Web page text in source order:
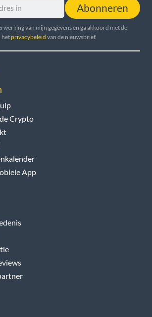
Abonneren
van mijn gegevens en ga akkoord met de
hetprivacybeleid van de nieuwsbrief.
Crypto
App